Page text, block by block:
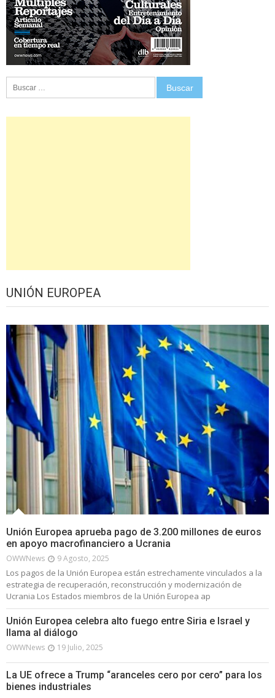
UNIÓN EUROPEA
Unión Europea aprueba pago de 3.200 millones de euros
en apoyo macrofinanciero a Ucrania
OWWNews 9 Agosto, 2025
Los pagos de la Unión Europea están estrechamente vinculados a la
estrategia de recuperación, reconstrucción y modernización de
Ucrania Los Estados miembros de la Unión Europea ap
Unión Europea celebra alto fuego entre Siria e Israel y
llama al diálogo
OWWNews 19 Julio, 2025
La UE ofrece a Trump “aranceles cero por cero” para los
bienes industriales